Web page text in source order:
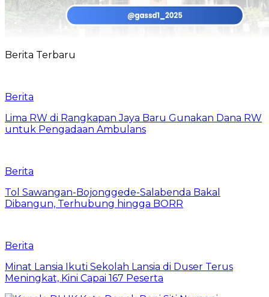
Berita Terbaru
Berita
Lima RW di Rangkapan Jaya Baru Gunakan Dana RW
untuk Pengadaan Ambulans
Berita
Tol Sawangan-Bojonggede-Salabenda Bakal
Dibangun, Terhubung hingga BORR
Berita
Minat Lansia Ikuti Sekolah Lansia di Duser Terus
Meningkat, Kini Capai 167 Peserta